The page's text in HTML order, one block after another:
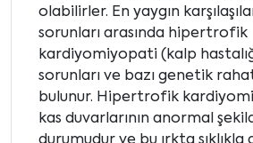
olabilirler. En yaygın
sorunları arasında hipertrofik
kardiyomiyopati (kalp
sorunları ve bazı genetik
bulunur. Hipertrofik
kas duvarlarının anormal